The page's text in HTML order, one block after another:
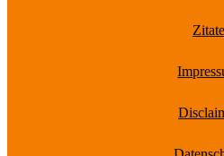
Zitate